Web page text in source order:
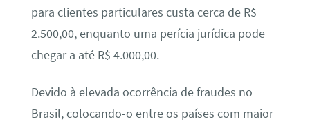
para clientes particulares custa cerca de R$
2.500,00, enquanto uma perícia jurídica pode
chegar a até R$ 4.000,00.
Devido à elevada ocorrência de fraudes no
Brasil, colocando-o entre os países com maior